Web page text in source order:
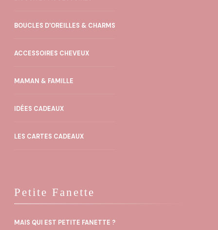
BOUCLES D'OREILLES & CHARMS
ACCESSOIRES CHEVEUX
MAMAN & FAMILLE
IDÉES CADEAUX
LES CARTES CADEAUX
Petite Fanette
MAIS QUI EST PETITE FANETTE ?